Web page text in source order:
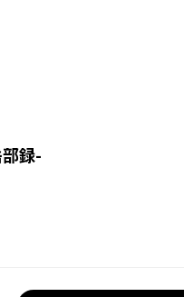
録-